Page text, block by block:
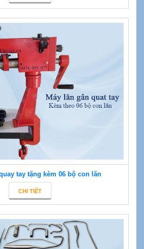
tay tặng kèm 06 bộ con lăn
CHI TIẾT